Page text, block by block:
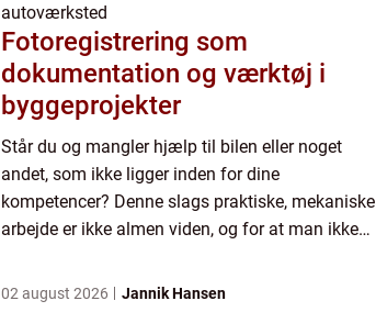
autoværksted
Fotoregistrering som
dokumentation og værktøj i
byggeprojekter
Står du og mangler hjælp til bilen eller noget
andet, som ikke ligger inden for dine
kompetencer? Denne slags praktiske, mekaniske
arbejde er ikke almen viden, og for at man ikke
kan det v&ae...
02 august 2026 Jannik Hansen